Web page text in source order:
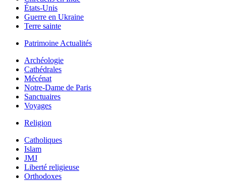
États-Unis
Guerre en Ukraine
Terre sainte
Patrimoine Actualités
Archéologie
Cathédrales
Mécénat
Notre-Dame de Paris
Sanctuaires
Voyages
Religion
Catholiques
Islam
JMJ
Liberté religieuse
Orthodoxes